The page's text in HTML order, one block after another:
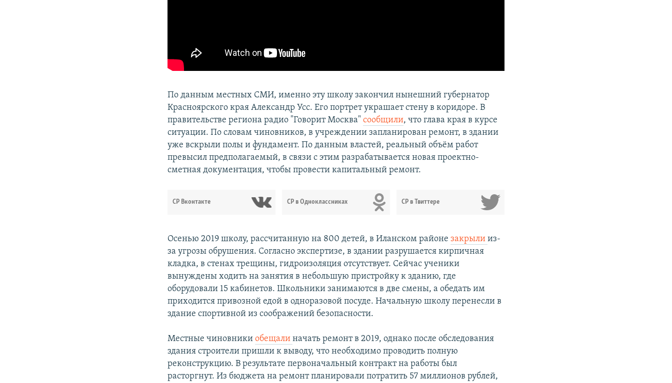
По данным местных СМИ, именно эту школу закончил нынешний губернатор
Красноярского края Александр Усс. Его портрет украшает стену в коридоре. В
правительстве региона радио "Говорит Москва"сообщили, что глава края в курсе
ситуации. По словам чиновников, в учреждении запланирован ремонт, в здании
уже вскрыли полы и фундамент. По данным властей, реальный объём работ
превысил предполагаемый, в связи с этим разрабатывается новая проектно-
сметная документация, чтобы провести капитальный ремонт.
СР Вконтакте СР в Одноклассниках СР в Твиттере
Осенью 2019 школу, рассчитанную на 800 детей, в Иланском районезакрылииз-
за угрозы обрушения. Согласно экспертизе, в здании разрушается кирпичная
кладка, в стенах трещины, гидроизоляция отсутствует. Сейчас ученики
вынуждены ходить на занятия в небольшую пристройку к зданию, где
оборудовали 15 кабинетов. Школьники занимаются в две смены, а обедать им
приходится привозной едой в одноразовой посуде. Начальную школу перенесли в
здание спортивной из соображений безопасности.
Местные чиновникиобещалиначать ремонт в 2019, однако после обследования
здания строители пришли к выводу, что необходимо проводить полную
реконструкцию. В результате первоначальный контракт на работы был
расторгнут. Из бюджета на ремонт планировали потратить 57 миллионов рублей,